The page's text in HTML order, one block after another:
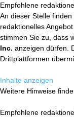
Empfohlene
An dieser Stelle
redaktionelles
stimmen Sie zu, dass
Inc. anzeigen dürfen.
Drittplattformen
Inhalte anzeigen
Weitere Hinweise
Empfohlene